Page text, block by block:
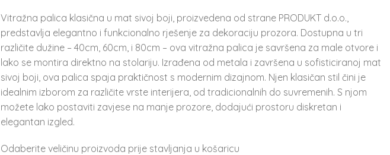
Vitražna palica klasična u mat sivoj boji, proizvedena od strane PRODUKT d.o.o.,
predstavlja elegantno i funkcionalno rješenje za dekoraciju prozora. Dostupna u tri
različite dužine – 40cm, 60cm, i 80cm – ova vitražna palica je savršena za male otvore i
lako se montira direktno na stolariju. Izrađena od metala i završena u sofisticiranoj mat
sivoj boji, ova palica spaja praktičnost s modernim dizajnom. Njen klasičan stil čini je
idealnim izborom za različite vrste interijera, od tradicionalnih do suvremenih. S njom
možete lako postaviti zavjese na manje prozore, dodajući prostoru diskretan i
elegantan izgled.
Odaberite veličinu proizvoda prije stavljanja u košaricu